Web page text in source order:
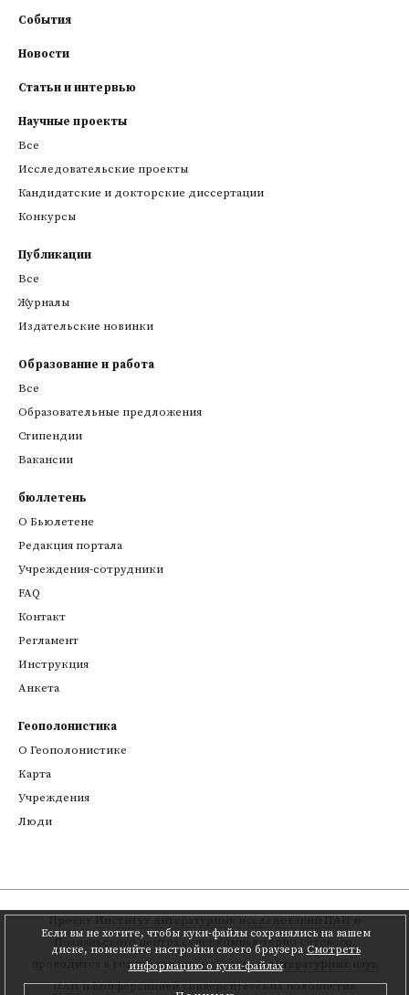
Если вы не хотите, чтобы куки-файлы сохранялись на вашем
диске, поменяйте настройки своего браузера Смотреть
информацию о куки-файлах
События
Новости
Статьи и интервью
Научные проекты
Все
Исследовательские проекты
Кандидатские и докторские диссертации
Конкурсы
Публикации
Все
Журналы
Издательские новинки
Образование и работа
Все
Образовательные предложения
Стипендии
Вакансии
бюллетень
О Бьюлетене
Редакция портала
Учреждения-сотрудники
FAQ
Контакт
Регламент
Инструкция
Анкета
Геополонистика
О Геополонистике
Kарта
Учреждения
Люди
ПроектИнститут литературных исследований ПАНи
Познаньского центра суперкомпьютерно-сетевого
проводится в сотрудничестве с Комитет литературных наук
ПАНи Конференцией университетских полонистик